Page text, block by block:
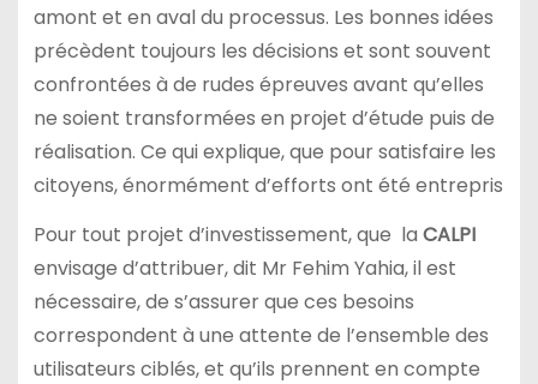
amont et en aval du processus. Les bonnes idées
précèdent toujours les décisions et sont souvent
confrontées à de rudes épreuves avant qu’elles
ne soient transformées en projet d’étude puis de
réalisation. Ce qui explique, que pour satisfaire les
citoyens, énormément d’efforts ont été entrepris
Pour tout projet d’investissement, que la CALPI
envisage d’attribuer, dit Mr Fehim Yahia, il est
nécessaire, de s’assurer que ces besoins
correspondent à une attente de l’ensemble des
utilisateurs ciblés, et qu’ils prennent en compte